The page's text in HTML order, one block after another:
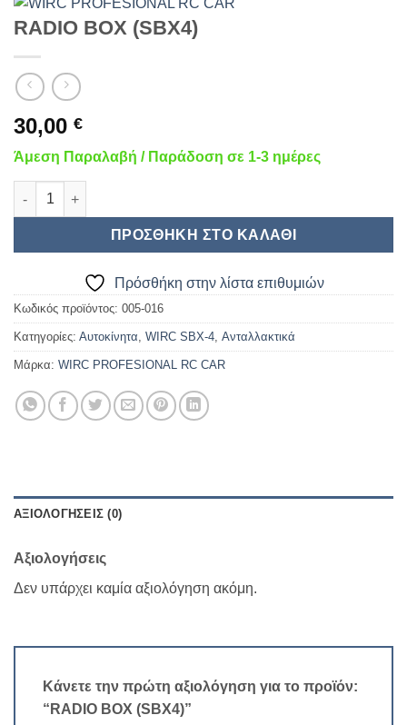
RADIO BOX (SBX4)
30,00 €
Άμεση Παραλαβή / Παράδοση σε 1-3 ημέρες
RADIO BOX (SBX4) ποσότητα
ΠΡΟΣΘΉΚΗ ΣΤΟ ΚΑΛΆΘΙ
Πρόσθήκη στην λίστα επιθυμιών
Κωδικός προϊόντος: 005-016
Κατηγορίες: Αυτοκίνητα, WIRC SBX-4, Ανταλλακτικά
Μάρκα: WIRC PROFESIONAL RC CAR
ΑΞΙΟΛΟΓΉΣΕΙΣ (0)
Αξιολογήσεις
Δεν υπάρχει καμία αξιολόγηση ακόμη.
Κάνετε την πρώτη αξιολόγηση για το προϊόν:
“RADIO BOX (SBX4)”